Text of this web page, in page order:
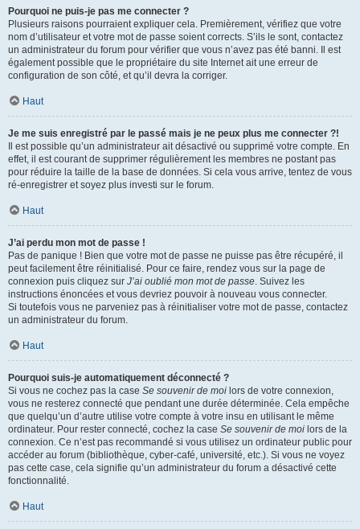
Pourquoi ne puis-je pas me connecter ?
Plusieurs raisons pourraient expliquer cela. Premièrement, vérifiez que votre
nom d’utilisateur et votre mot de passe soient corrects. S’ils le sont, contactez
un administrateur du forum pour vérifier que vous n’avez pas été banni. Il est
également possible que le propriétaire du site Internet ait une erreur de
configuration de son côté, et qu’il devra la corriger.
Haut
Je me suis enregistré par le passé mais je ne peux plus me connecter ?!
Il est possible qu’un administrateur ait désactivé ou supprimé votre compte. En
effet, il est courant de supprimer régulièrement les membres ne postant pas
pour réduire la taille de la base de données. Si cela vous arrive, tentez de vous
ré-enregistrer et soyez plus investi sur le forum.
Haut
J’ai perdu mon mot de passe !
Pas de panique ! Bien que votre mot de passe ne puisse pas être récupéré, il
peut facilement être réinitialisé. Pour ce faire, rendez vous sur la page de
connexion puis cliquez sur J’ai oublié mon mot de passe. Suivez les
instructions énoncées et vous devriez pouvoir à nouveau vous connecter.
Si toutefois vous ne parveniez pas à réinitialiser votre mot de passe, contactez
un administrateur du forum.
Haut
Pourquoi suis-je automatiquement déconnecté ?
Si vous ne cochez pas la case Se souvenir de moi lors de votre connexion,
vous ne resterez connecté que pendant une durée déterminée. Cela empêche
que quelqu’un d’autre utilise votre compte à votre insu en utilisant le même
ordinateur. Pour rester connecté, cochez la case Se souvenir de moi lors de la
connexion. Ce n’est pas recommandé si vous utilisez un ordinateur public pour
accéder au forum (bibliothèque, cyber-café, université, etc.). Si vous ne voyez
pas cette case, cela signifie qu’un administrateur du forum a désactivé cette
fonctionnalité.
Haut